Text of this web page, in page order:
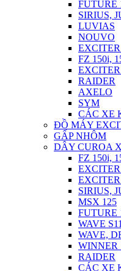
FUTURE
SIRIUS,
LUVIAS
NOUVO
FZ 150i,
RAIDER
AXELO
SYM
CÁC XE
ĐỒ MÁY
GẤP NHÔM
DÂY CUROA
FZ 150i,
SIRIUS,
MSX 125
FUTURE
WAVE
WAVE,
WINNER
RAIDER
CÁC XE